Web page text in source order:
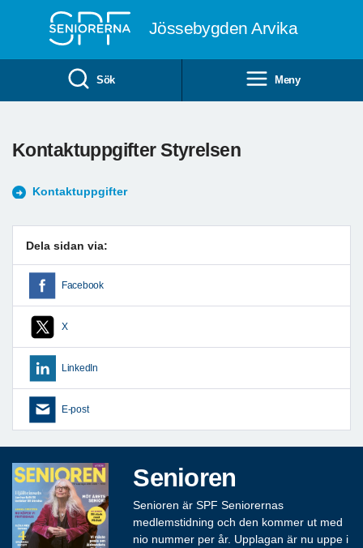
Jössebygden Arvika
Sök Meny
Kontaktuppgifter Styrelsen
Kontaktuppgifter
Dela sidan via:
Facebook
X
LinkedIn
E-post
Senioren
Senioren är SPF Seniorernas
medlemstidning och den kommer ut med
nio nummer per år. Upplagan är nu uppe i